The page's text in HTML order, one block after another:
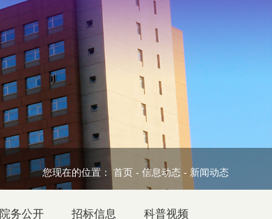
您现在的位置：首页 - 信息动态 - 新闻动态
院务公开 招标信息 科普视频